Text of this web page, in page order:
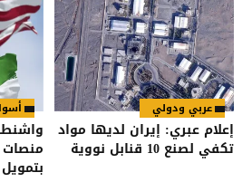
عربي ودولي
إعلام عبري: إيران لديها مواد
تكفي لصنع 10 قنابل نووية